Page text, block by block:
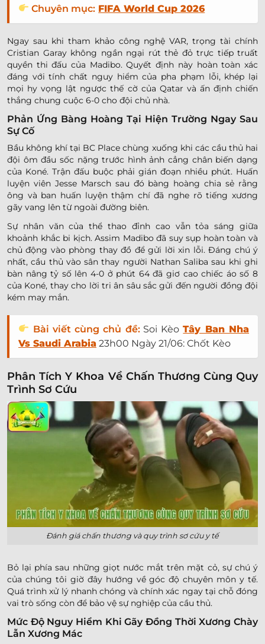
Chuyên mục: FIFA World Cup 2026
Ngay sau khi tham khảo công nghệ VAR, trọng tài chính
Cristian Garay không ngần ngại rút thẻ đỏ trực tiếp truất
quyền thi đấu của Madibo. Quyết định này hoàn toàn xác
đáng với tính chất nguy hiểm của pha phạm lỗi, khép lại
mọi hy vọng lật ngược thế cờ của Qatar và ấn định chiến
thắng chung cuộc 6-0 cho đội chủ nhà.
Phản Ứng Bàng Hoàng Tại Hiện Trường Ngay Sau
Sự Cố
Bầu không khí tại BC Place chùng xuống khi các cầu thủ hai
đội ôm đầu sốc nặng trước hình ảnh cẳng chân biến dạng
của Koné. Trận đấu buộc phải gián đoạn nhiều phút. Huấn
luyện viên Jesse Marsch sau đó bàng hoàng chia sẻ rằng
ông và ban huấn luyện thậm chí đã nghe rõ tiếng xương
gãy vang lên từ ngoài đường biên.
Sự nhân văn của thể thao đỉnh cao vẫn tỏa sáng giữa
khoảnh khắc bi kịch. Assim Madibo đã suy sụp hoàn toàn và
chủ động vào phòng thay đồ để gửi lời xin lỗi. Đáng chú ý
nhất, cầu thủ vào sân thay người Nathan Saliba sau khi ghi
bàn nâng tỷ số lên 4-0 ở phút 64 đã giơ cao chiếc áo số 8
của Koné, thay cho lời tri ân sâu sắc gửi đến người đồng đội
kém may mắn.
Bài viết cùng chủ đề: Soi KèoTây Ban Nha
Vs Saudi Arabia 23h00 Ngày 21/06: Chốt Kèo
Phân Tích Y Khoa Về Chấn Thương Cùng Quy
Trình Sơ Cứu
Đánh giá chấn thương và quy trình sơ cứu y tế
Bỏ lại phía sau những giọt nước mắt trên mặt cỏ, sự chú ý
của chúng tôi giờ đây hướng về góc độ chuyên môn y tế.
Quá trình xử lý nhanh chóng và chính xác ngay tại chỗ đóng
vai trò sống còn để bảo vệ sự nghiệp của cầu thủ.
Mức Độ Nguy Hiểm Khi Gãy Đồng Thời Xương Chày
Lẫn Xương Mác